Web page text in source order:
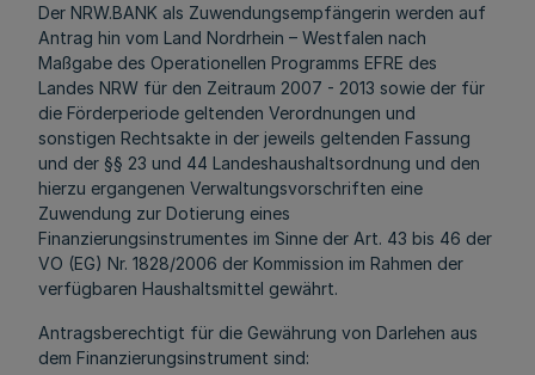
Der NRW.BANK als Zuwendungsempfängerin werden auf
Antrag hin vom Land Nordrhein – Westfalen nach
Maßgabe des Operationellen Programms EFRE des
Landes NRW für den Zeitraum 2007 - 2013 sowie der für
die Förderperiode geltenden Verordnungen und
sonstigen Rechtsakte in der jeweils geltenden Fassung
und der §§ 23 und 44 Landeshaushaltsordnung und den
hierzu ergangenen Verwaltungsvorschriften eine
Zuwendung zur Dotierung eines
Finanzierungsinstrumentes im Sinne der Art. 43 bis 46 der
VO (EG) Nr. 1828/2006 der Kommission im Rahmen der
verfügbaren Haushaltsmittel gewährt.
Antragsberechtigt für die Gewährung von Darlehen aus
dem Finanzierungsinstrument sind: